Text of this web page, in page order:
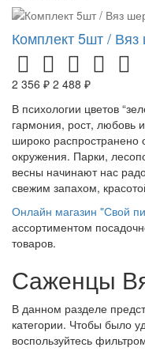
Комплект 5шт /
2 356 ₽ 2 488 ₽
В психологии цветов
гармония, рост, любовь
широко распространено
окружения. Парки,
весны начинают нас
свежим запахом,
Онлайн магазин "Свой
ассортиментом
товаров.
Саженцы
В данном разделе
категории. Чтобы было
воспользуйтесь